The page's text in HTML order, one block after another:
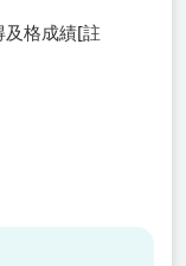
及格成績[註